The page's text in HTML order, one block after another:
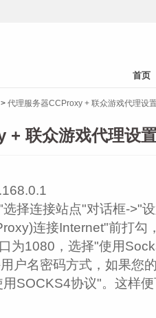
首页
> 代理服务器CCProxy + 联众游戏代理设
+ 联众游戏代理设
连接站点"对话框->"设
连接Internet"前打勾
为1080，选择"使用
户名密码方式，如果您
SOCKS4协议"。这样